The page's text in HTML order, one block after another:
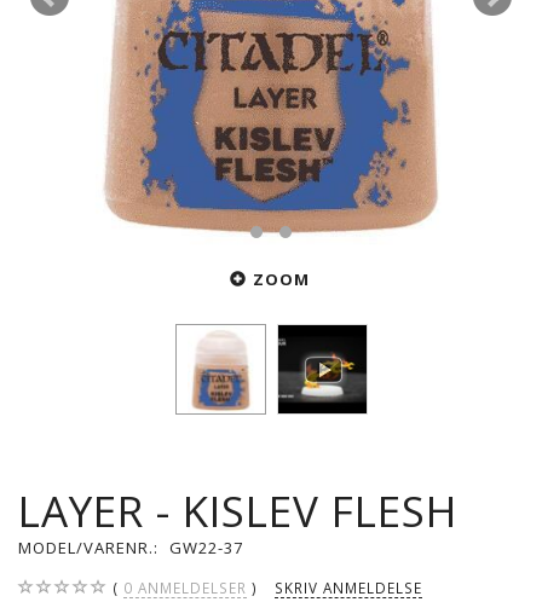
ZOOM
LAYER - KISLEV FLESH
MODEL/VARENR.: GW22-37
0 ANMELDELSER SKRIV ANMELDELSE